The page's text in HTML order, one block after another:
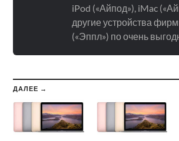
iPod («Айпод»), iMac
другие устройства
(«Эппл») по очень
ДАЛЕЕ →